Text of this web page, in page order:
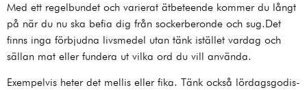
Med ett regelbundet och varierat ätbeteende kommer du långt
på när du nu ska befia dig från sockerberonde och sug.Det
finns inga förbjudna livsmedel utan tänk istället vardag och
sällan mat eller fundera ut vilka ord du vill använda.
Exempelvis heter det mellis eller fika. Tänk också lördagsgodis-